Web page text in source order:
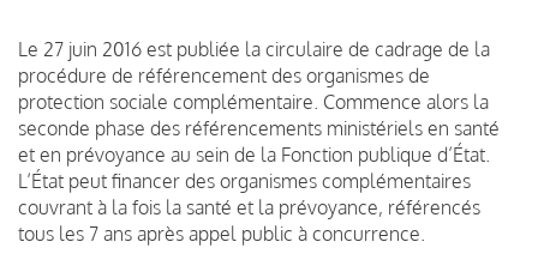
Le 27 juin 2016 est publiée la circulaire de cadrage de la
procédure de référencement des organismes de
protection sociale complémentaire. Commence alors la
seconde phase des référencements ministériels en santé
et en prévoyance au sein de la Fonction publique d’État.
L’État peut financer des organismes complémentaires
couvrant à la fois la santé et la prévoyance, référencés
tous les 7 ans après appel public à concurrence.